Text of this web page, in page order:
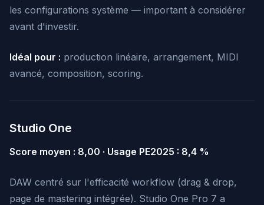
les configurations système — important à considérer
avant d'investir.
Idéal pour : production linéaire, arrangement, MIDI
avancé, composition, scoring.
Studio One
Score moyen : 8,00 · Usage PE2025 : 8,4 %
DAW centré sur l'efficacité workflow (drag & drop,
page de mastering intégrée). Studio One Pro 7 a